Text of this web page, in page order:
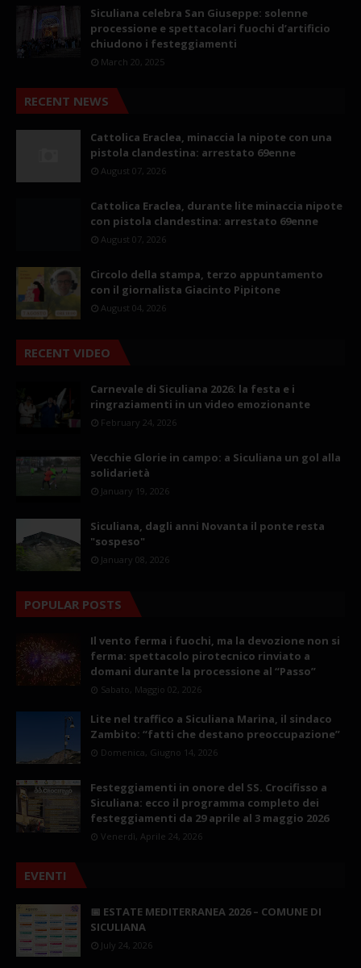
Siculiana celebra San Giuseppe: solenne
processione e spettacolari fuochi d’artificio
chiudono i festeggiamenti
March 20, 2025
RECENT NEWS
Cattolica Eraclea, minaccia la nipote con una
pistola clandestina: arrestato 69enne
August 07, 2026
Cattolica Eraclea, durante lite minaccia nipote
con pistola clandestina: arrestato 69enne
August 07, 2026
Circolo della stampa, terzo appuntamento
con il giornalista Giacinto Pipitone
August 04, 2026
RECENT VIDEO
Carnevale di Siculiana 2026: la festa e i
ringraziamenti in un video emozionante
February 24, 2026
Vecchie Glorie in campo: a Siculiana un gol alla
solidarietà
January 19, 2026
Siculiana, dagli anni Novanta il ponte resta
"sospeso"
January 08, 2026
POPULAR POSTS
Il vento ferma i fuochi, ma la devozione non si
ferma: spettacolo pirotecnico rinviato a
domani durante la processione al “Passo”
Sabato, Maggio 02, 2026
Lite nel traffico a Siculiana Marina, il sindaco
Zambito: “fatti che destano preoccupazione”
Domenica, Giugno 14, 2026
Festeggiamenti in onore del SS. Crocifisso a
Siculiana: ecco il programma completo dei
festeggiamenti da 29 aprile al 3 maggio 2026
Venerdì, Aprile 24, 2026
EVENTI
📅 ESTATE MEDITERRANEA 2026 – COMUNE DI
SICULIANA
July 24, 2026